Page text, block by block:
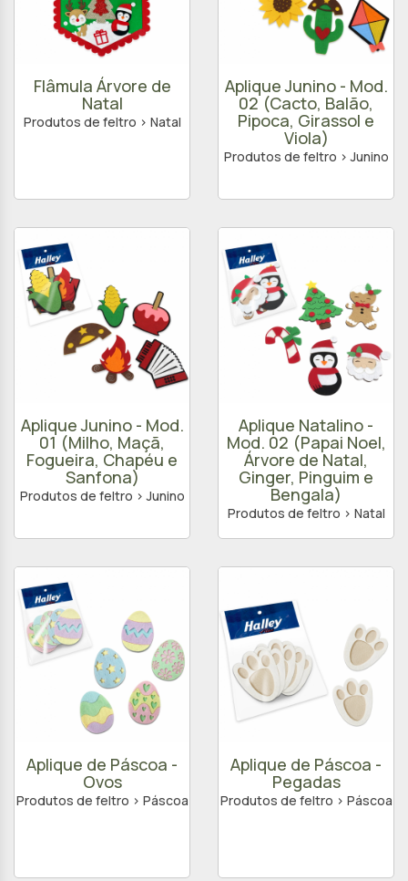
Flâmula Árvore de
Natal
Produtos de feltro > Natal
Aplique Junino - Mod.
02 (Cacto, Balão,
Pipoca, Girassol e
Viola)
Produtos de feltro > Junino
Aplique Junino - Mod.
01 (Milho, Maçã,
Fogueira, Chapéu e
Sanfona)
Produtos de feltro > Junino
Aplique Natalino -
Mod. 02 (Papai Noel,
Árvore de Natal,
Ginger, Pinguim e
Bengala)
Produtos de feltro > Natal
Aplique de Páscoa -
Ovos
Produtos de feltro > Páscoa
Aplique de Páscoa -
Pegadas
Produtos de feltro > Páscoa